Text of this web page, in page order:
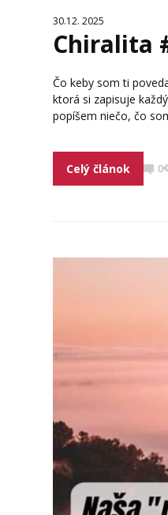
30.12. 2025
Chiralita
Čo keby som ti
ktorá si zapisuje
popíšem niečo, čo
Celý článok 0